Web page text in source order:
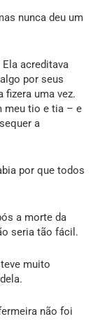
nunca deu um
acreditava
por seus
uma vez.
meu tio e tia – e
a
por que todos
a morte da
seria tão fácil.
muito
não foi